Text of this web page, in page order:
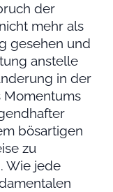
der
mehr als
gesehen und
anstelle
in der
Momentums
bösartigen
zu
Wie jede